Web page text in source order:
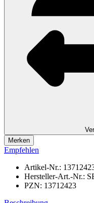
Merken
Empfehlen
Artikel-Nr.:
Hersteller-Art.-Nr.:
PZN: 13712423